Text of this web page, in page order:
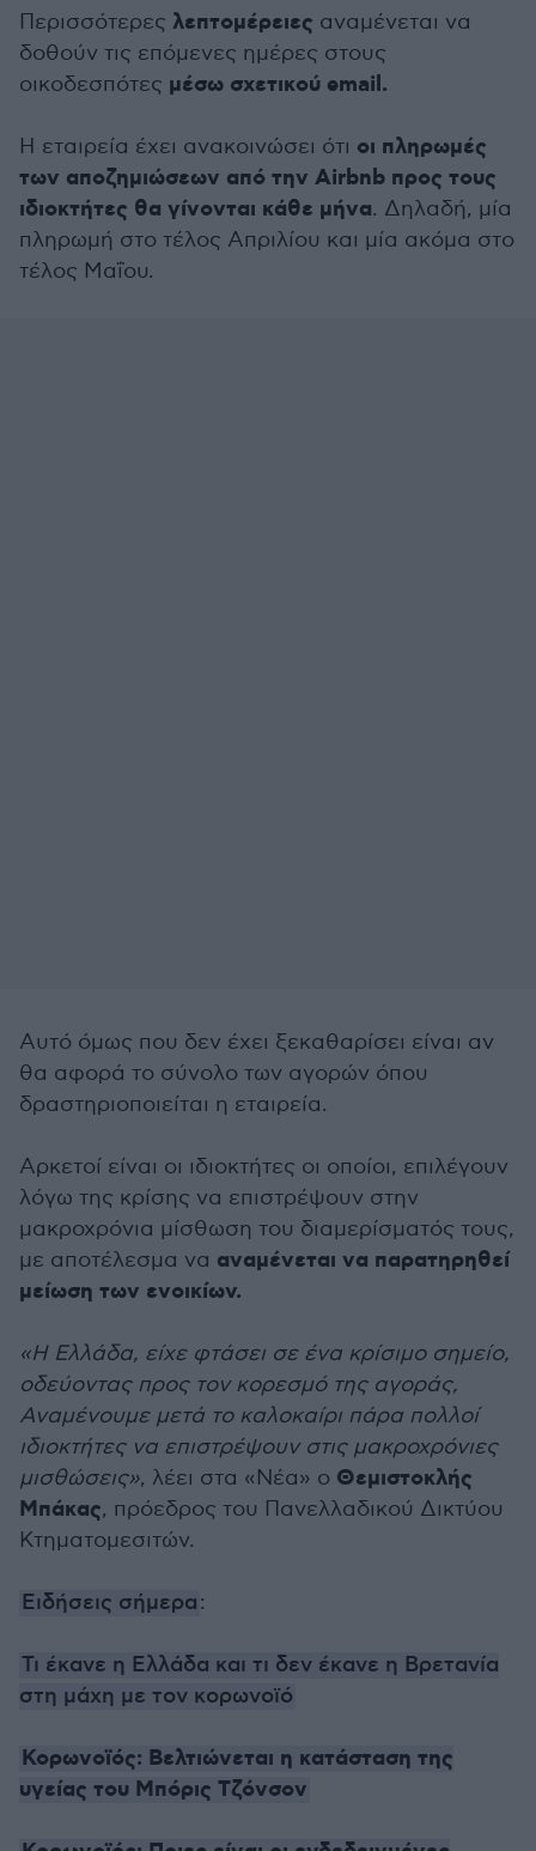
Περισσότερες λεπτομέρειες αναμένεται να
δοθούν τις επόμενες ημέρες στους
οικοδεσπότες μέσω σχετικού email.
Η εταιρεία έχει ανακοινώσει ότι οι πληρωμές
των αποζημιώσεων από την Airbnb προς τους
ιδιοκτήτες θα γίνονται κάθε μήνα. Δηλαδή, μία
πληρωμή στο τέλος Απριλίου και μία ακόμα στο
τέλος Μαΐου.
Αυτό όμως που δεν έχει ξεκαθαρίσει είναι αν
θα αφορά το σύνολο των αγορών όπου
δραστηριοποιείται η εταιρεία.
Αρκετοί είναι οι ιδιοκτήτες οι οποίοι, επιλέγουν
λόγω της κρίσης να επιστρέψουν στην
μακροχρόνια μίσθωση του διαμερίσματός τους,
με αποτέλεσμα να αναμένεται να παρατηρηθεί
μείωση των ενοικίων.
«Η Ελλάδα, είχε φτάσει σε ένα κρίσιμο σημείο,
οδεύοντας προς τον κορεσμό της αγοράς,
Αναμένουμε μετά το καλοκαίρι πάρα πολλοί
ιδιοκτήτες να επιστρέψουν στις μακροχρόνιες
μισθώσεις», λέει στα «Νέα» ο Θεμιστοκλής
Μπάκας, πρόεδρος του Πανελλαδικού Δικτύου
Κτηματομεσιτών.
Ειδήσεις σήμερα:
Τι έκανε η Ελλάδα και τι δεν έκανε η Βρετανία
στη μάχη με τον κορωνοϊό
Κορωνοϊός: Βελτιώνεται η κατάσταση της
υγείας του Μπόρις Τζόνσον